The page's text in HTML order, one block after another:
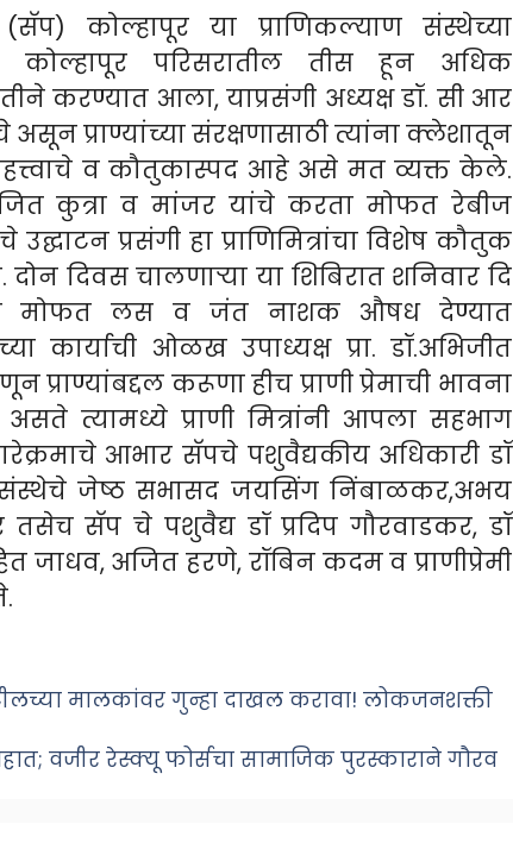
कोल्हापूर या प्राणिकल्याण संस्थेच्या
कोल्हापूर परिसरातील तीस हून अधिक
करण्यात आला, याप्रसंगी अध्यक्ष डॉ. सी आर
असून प्राण्यांच्या संरक्षणासाठी त्यांना क्लेशातून
व कौतुकास्पद आहे असे मत व्यक्त केले.
कुत्रा व मांजर यांचे करता मोफत रेबीज
प्रसंगी हा प्राणिमित्रांचा विशेष कौतुक
दिवस चालणाऱ्या या शिबिरात शनिवार दि
मोफत लस व जंत नाशक औषध देण्यात
कार्याची ओळख उपाध्यक्ष प्रा. डॉ.अभिजीत
करूणा हीच प्राणी प्रेमाची भावना
त्यामध्ये प्राणी मित्रांनी आपला सहभाग
आभार सॅपचे पशुवैद्यकीय अधिकारी डॉ
संस्थेचे जेष्ठ सभासद जयसिंग निंबाळकर,अभय
सॅप चे पशुवैद्य डॉ प्रदिप गौरवाडकर, डॉ
जाधव, अजित हरणे, रॉबिन कदम व प्राणीप्रेमी
मालकांवर गुन्हा दाखल करावा! लोकजनशक्ती
वजीर रेस्क्यू फोर्सचा सामाजिक पुरस्काराने गौरव